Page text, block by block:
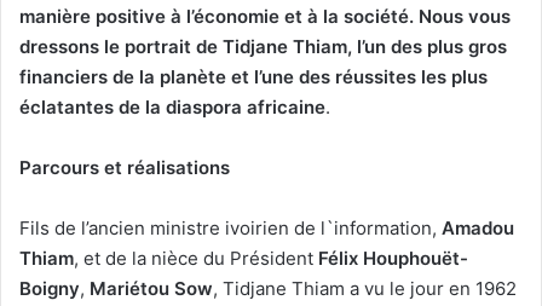
manière positive à l’économie et à la société. Nous vous
dressons le portrait de Tidjane Thiam, l’un des plus gros
financiers de la planète et l’une des réussites les plus
éclatantes de la diaspora africaine.
Parcours et réalisations
Fils de l’ancien ministre ivoirien de l`information, Amadou
Thiam, et de la nièce du Président Félix Houphouët-
Boigny, Mariétou Sow, Tidjane Thiam a vu le jour en 1962